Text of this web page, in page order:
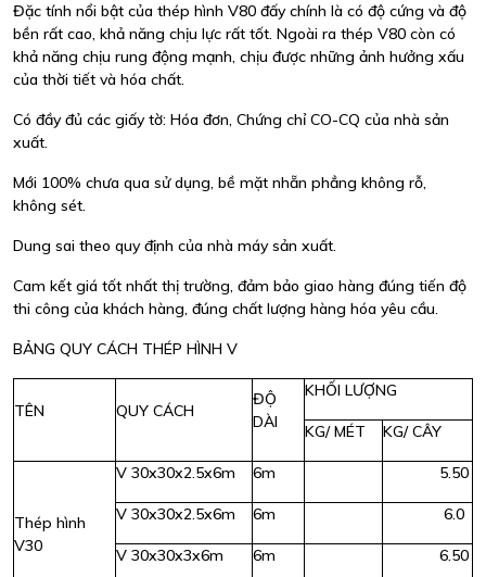
Đặc tính nổi bật của thép hình V80 đấy chính là có độ cứng và độ
bền rất cao, khả năng chịu lực rất tốt. Ngoài ra thép V80 còn có
khả năng chịu rung động mạnh, chịu được những ảnh hưởng xấu
của thời tiết và hóa chất.
Có đầy đủ các giấy tờ: Hóa đơn, Chứng chỉ CO-CQ của nhà sản
xuất.
Mới 100% chưa qua sử dụng, bề mặt nhẵn phẳng không rỗ,
không sét.
Dung sai theo quy định của nhà máy sản xuất.
Cam kết giá tốt nhất thị trường, đảm bảo giao hàng đúng tiến độ
thi công của khách hàng, đúng chất lượng hàng hóa yêu cầu.
BẢNG QUY CÁCH THÉP HÌNH V
TÊN QUY CÁCH
ĐỘ
DÀI
KHỐI LƯỢNG
KG/ MÉT KG/ CÂY
Thép hình
V30
V 30x30x2.5x6m 6m 5.50
V 30x30x2.5x6m 6m 6.0
V 30x30x3x6m 6m 6.50